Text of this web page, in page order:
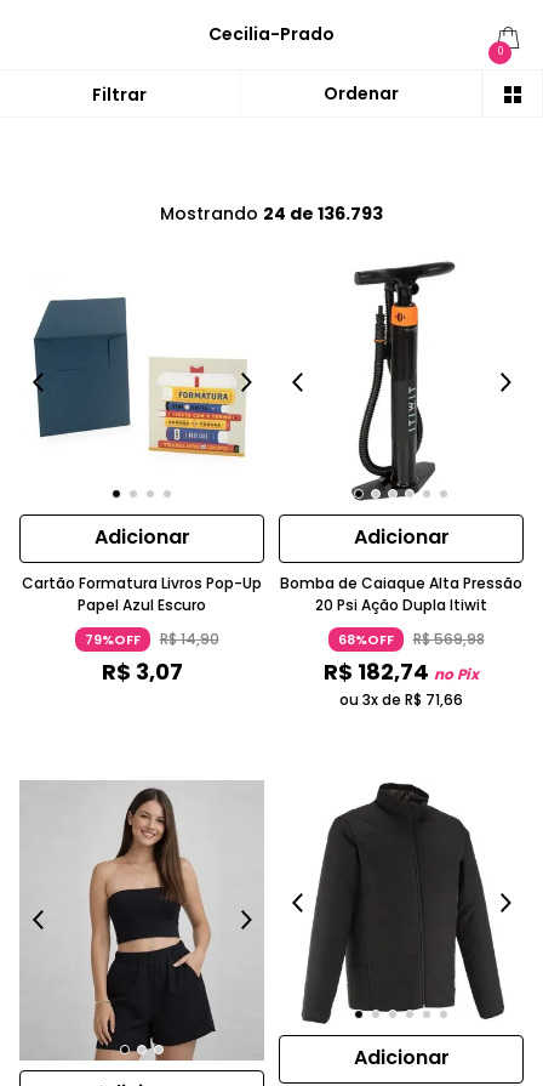
Cecilia-Prado
0
Mostrando 24 de 136.793
Adicionar
Cartão Formatura Livros Pop-Up
Papel Azul Escuro
79%OFF R$14,90
R$ 3,07
Adicionar
Bomba de Caiaque Alta Pressão
20 Psi Ação Dupla Itiwit
68%OFF R$569,98
R$ 182,74 no Pix
ou 3x de R$ 71,66
Adicionar